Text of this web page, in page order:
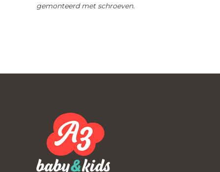
gemonteerd met schroeven.